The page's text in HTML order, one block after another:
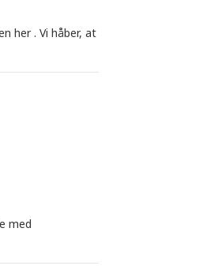
her . Vi håber, at
med